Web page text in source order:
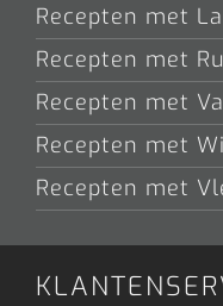
Recepten met
Recepten met
Recepten met
Recepten met
Recepten met